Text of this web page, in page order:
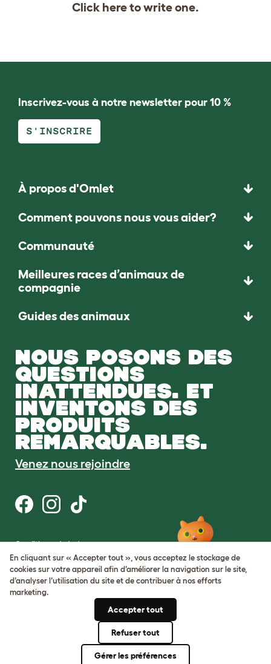
Click hereto write one.
Inscrivez-vous à notre newsletter pour 10 %
S'INSCRIRE
À propos d'Omlet
Comment pouvons nous vous aider?
Communauté
Meilleures races d’animaux de
compagnie
Guides des animaux
NOUS POSONS DES
QUESTIONS
INATTENDUES. ET
INVENTONS DES
PRODUITS
REMARQUABLES.
Venez nous rejoindre
Conditions générales
Protection de la vie privée et cookies
Cookie Settings
Plan du site
Numéro de TVA: FR34839369105
Numéro d’immatriculation de
En cliquant sur « Accepter tout », vous acceptez le stockage de
cookies sur votre appareil afin d’améliorer la navigation sur le site,
d’analyser l’utilisation du site et de contribuer à nos efforts
marketing.
Accepter tout
Refuser tout
Gérer les préférences